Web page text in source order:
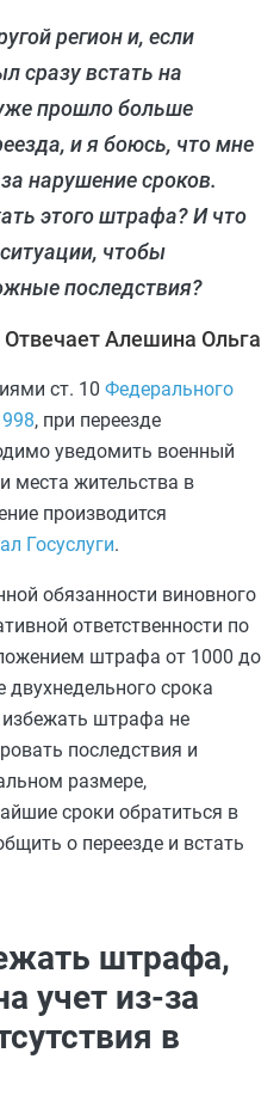
регион и, если
сразу встать на
прошло больше
и я боюсь, что мне
нарушение сроков.
этого штрафа? И что
чтобы
последствия?
Отвечает Алешина Ольга
ст. 10 Федерального
, при переезде
уведомить военный
места жительства в
производится
Госуслуги.
обязанности виновного
ответственности по
штрафа от 1000 до
двухнедельного срока
штрафа не
последствия и
размере,
сроки обратиться в
о переезде и встать
штрафа,
учет из-за
в